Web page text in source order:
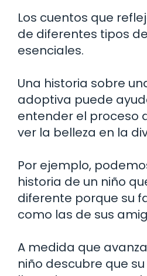
Los cuentos que
de diferentes tipos
esenciales.
Una historia sobre
adoptiva puede
entender el proceso
ver la belleza en la
Por ejemplo,
historia de un niño
diferente porque su
como las de sus
A medida que
niño descubre que